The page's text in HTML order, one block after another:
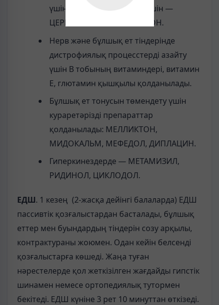
үшін, интеллектті көтеру үшін —
ЦЕРЕБРОЛИЗИН, ГАММАЛОН.
Нерв және бұлшық ет тіндерінде
дистрофиялық процесстерді азайту
үшін В тобының витаминдері, витамин
Е, глютамин қышқылы қолданылады.
Бұлшық ет тонусын төмендету үшін
кураретәрізді препараттар
қолданылады: МЕЛЛИКТОН,
МИДОКАЛЬМ, МЕФЕДОЛ, ДИПЛАЦИН.
Гиперкинездерде — МЕТАМИЗИЛ,
РИДИНОЛ, ЦИКЛОДОЛ.
ЕДШ. 1 кезең (2-жасқа дейінгі балаларда) ЕДШ
пассивтік қозғалыстардан басталады, бұлшық
еттер мен буындардың тіндерін созу арқылы,
контрактураны жоюмен. Одан кейін белсенді
қозғалыстарға көшеді. Жаңа туған
нәрестелерде қол жеткізілген жағдайды гипстік
шинамен немесе ортопедиялық тутормен
бекітеді. ЕДШ күніне 3 рет 10 минуттан өткізеді.